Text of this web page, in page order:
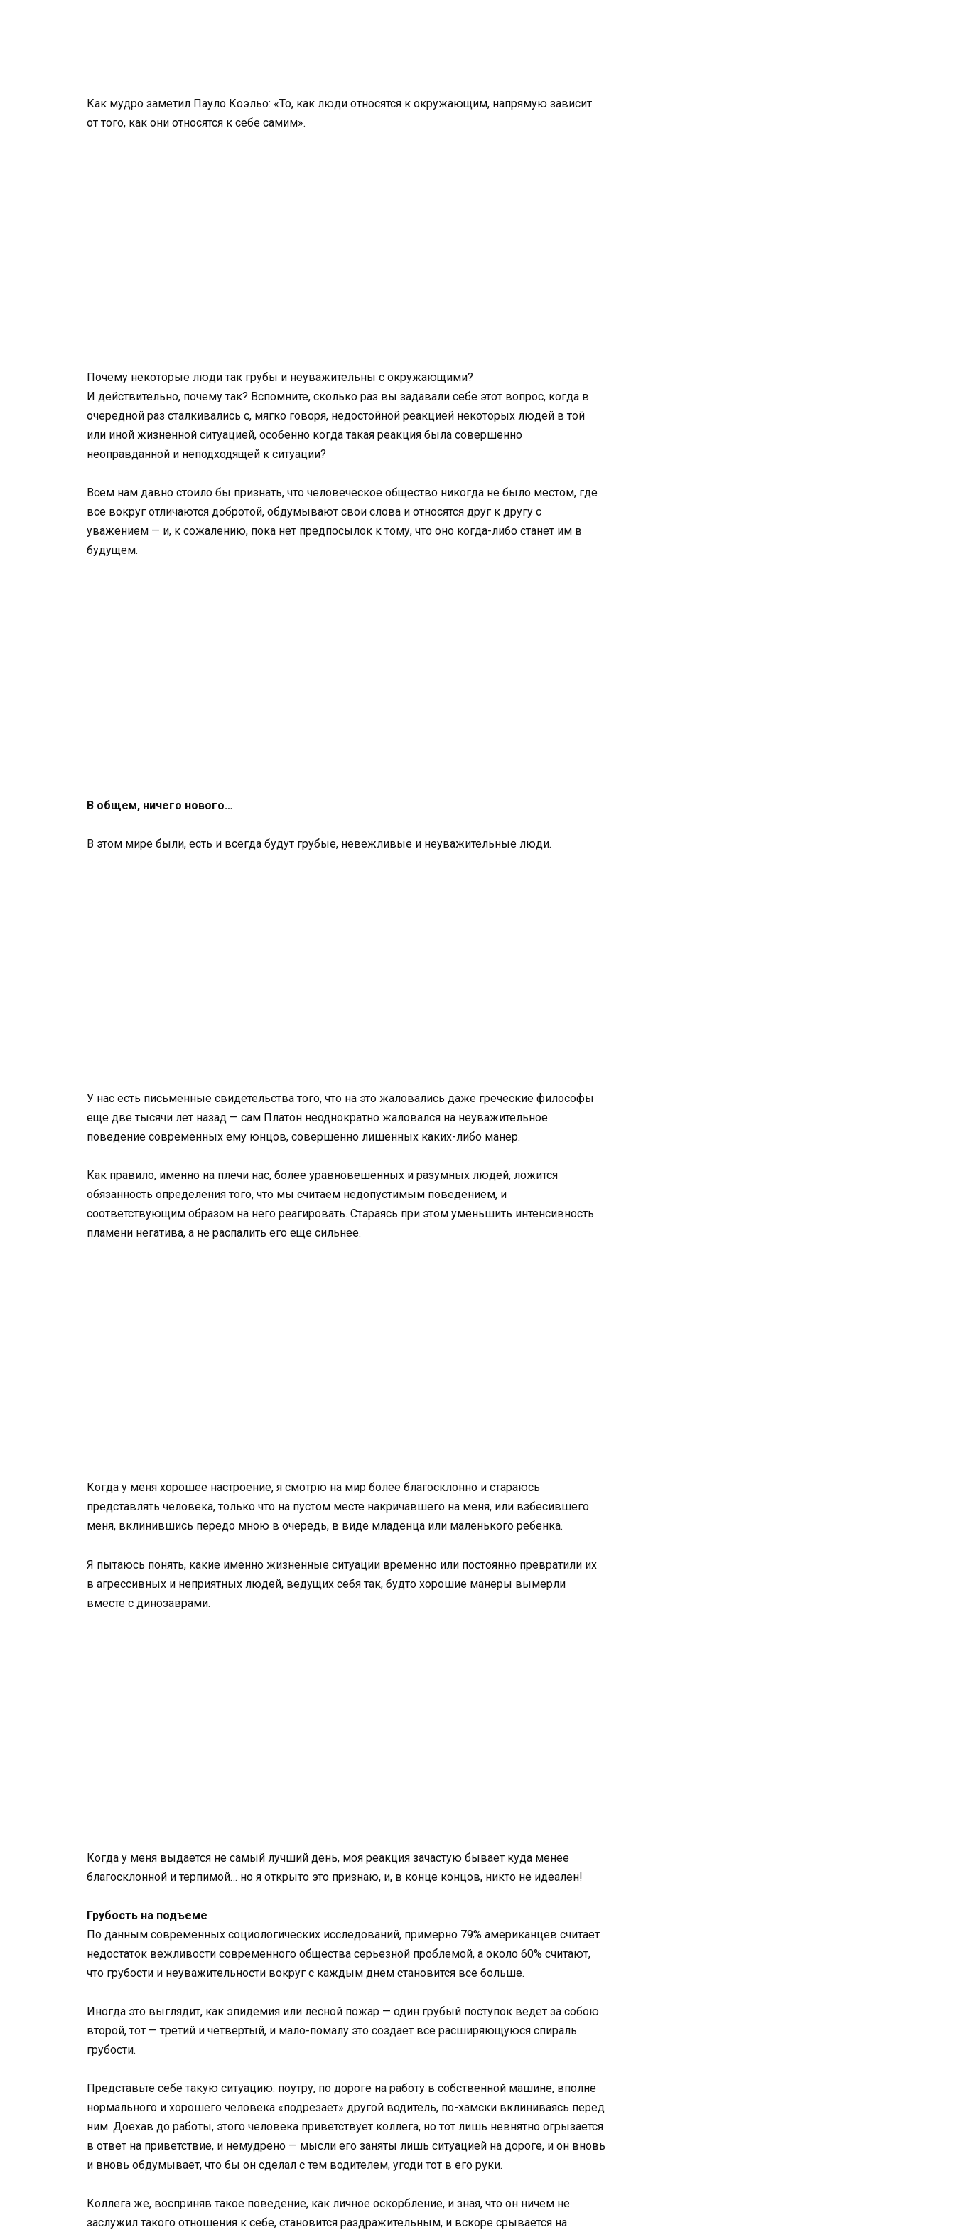
Как мудро заметил Пауло Коэльо: «То, как люди относятся к окружающим, напрямую зависит
от того, как они относятся к себе самим».
Почему некоторые люди так грубы и неуважительны с окружающими?
И действительно, почему так? Вспомните, сколько раз вы задавали себе этот вопрос, когда в
очередной раз сталкивались с, мягко говоря, недостойной реакцией некоторых людей в той
или иной жизненной ситуацией, особенно когда такая реакция была совершенно
неоправданной и неподходящей к ситуации?
Всем нам давно стоило бы признать, что человеческое общество никогда не было местом, где
все вокруг отличаются добротой, обдумывают свои слова и относятся друг к другу с
уважением — и, к сожалению, пока нет предпосылок к тому, что оно когда-либо станет им в
будущем.
В общем, ничего нового…
В этом мире были, есть и всегда будут грубые, невежливые и неуважительные люди.
У нас есть письменные свидетельства того, что на это жаловались даже греческие философы
еще две тысячи лет назад — сам Платон неоднократно жаловался на неуважительное
поведение современных ему юнцов, совершенно лишенных каких-либо манер.
Как правило, именно на плечи нас, более уравновешенных и разумных людей, ложится
обязанность определения того, что мы считаем недопустимым поведением, и
соответствующим образом на него реагировать. Стараясь при этом уменьшить интенсивность
пламени негатива, а не распалить его еще сильнее.
Когда у меня хорошее настроение, я смотрю на мир более благосклонно и стараюсь
представлять человека, только что на пустом месте накричавшего на меня, или взбесившего
меня, вклинившись передо мною в очередь, в виде младенца или маленького ребенка.
Я пытаюсь понять, какие именно жизненные ситуации временно или постоянно превратили их
в агрессивных и неприятных людей, ведущих себя так, будто хорошие манеры вымерли
вместе с динозаврами.
Когда у меня выдается не самый лучший день, моя реакция зачастую бывает куда менее
благосклонной и терпимой… но я открыто это признаю, и, в конце концов, никто не идеален!
Грубость на подъеме
По данным современных социологических исследований, примерно 79% американцев считает
недостаток вежливости современного общества серьезной проблемой, а около 60% считают,
что грубости и неуважительности вокруг с каждым днем становится все больше.
Иногда это выглядит, как эпидемия или лесной пожар — один грубый поступок ведет за собою
второй, тот — третий и четвертый, и мало-помалу это создает все расширяющуюся спираль
грубости.
Представьте себе такую ситуацию: поутру, по дороге на работу в собственной машине, вполне
нормального и хорошего человека «подрезает» другой водитель, по-хамски вклиниваясь перед
ним. Доехав до работы, этого человека приветствует коллега, но тот лишь невнятно огрызается
в ответ на приветствие, и немудрено — мысли его заняты лишь ситуацией на дороге, и он вновь
и вновь обдумывает, что бы он сделал с тем водителем, угоди тот в его руки.
Коллега же, восприняв такое поведение, как личное оскорбление, и зная, что он ничем не
заслужил такого отношения к себе, становится раздражительным, и вскоре срывается на